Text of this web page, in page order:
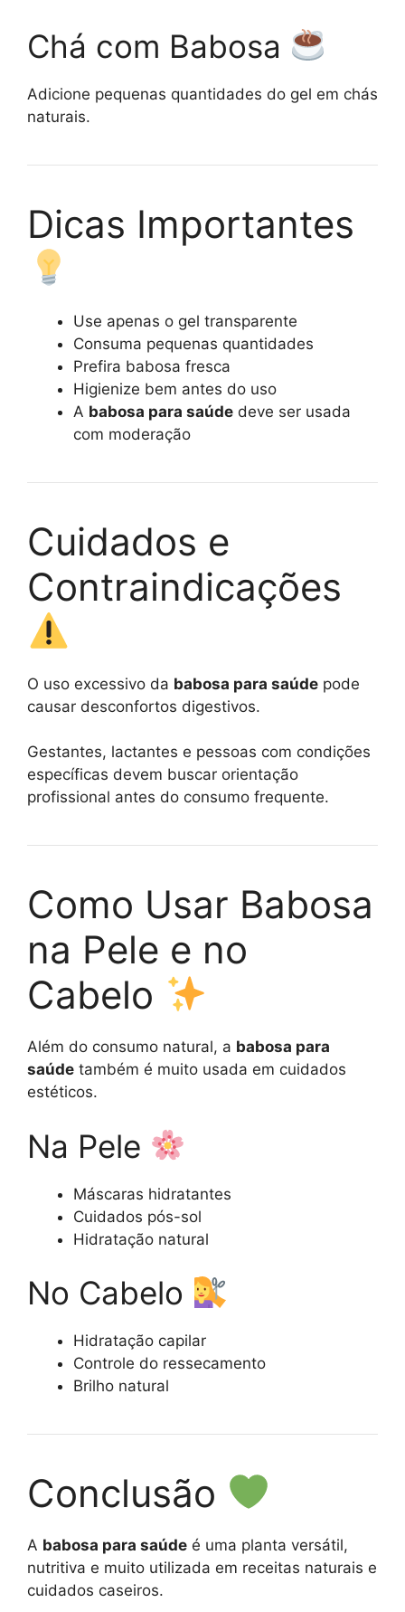
Chá com Babosa
Adicione pequenas quantidades do gel em chás
naturais.
Dicas Importantes
Use apenas o gel transparente
Consuma pequenas quantidades
Prefira babosa fresca
Higienize bem antes do uso
A babosa para saúde deve ser usada
com moderação
Cuidados e
Contraindicações
O uso excessivo da babosa para saúde pode
causar desconfortos digestivos.
Gestantes, lactantes e pessoas com condições
específicas devem buscar orientação
profissional antes do consumo frequente.
Como Usar Babosa
na Pele e no
Cabelo
Além do consumo natural, a babosa para
saúde também é muito usada em cuidados
estéticos.
Na Pele
Máscaras hidratantes
Cuidados pós-sol
Hidratação natural
No Cabelo
Hidratação capilar
Controle do ressecamento
Brilho natural
Conclusão
A babosa para saúde é uma planta versátil,
nutritiva e muito utilizada em receitas naturais e
cuidados caseiros.